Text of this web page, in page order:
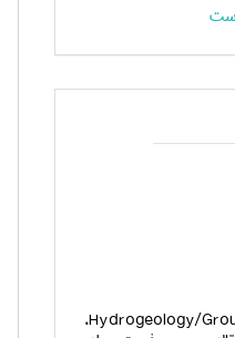
ویرایش مقاله در زمینه Hydrogeology/Groundwater،